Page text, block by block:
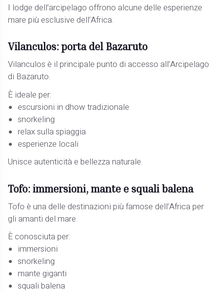
I lodge dell’arcipelago offrono alcune delle esperienze
mare più esclusive dell’Africa.
Vilanculos: porta del Bazaruto
Vilanculos è il principale punto di accesso all’Arcipelago
di Bazaruto.
È ideale per:
escursioni in dhow tradizionale
snorkeling
relax sulla spiaggia
esperienze locali
Unisce autenticità e bellezza naturale.
Tofo: immersioni, mante e squali balena
Tofo è una delle destinazioni più famose dell’Africa per
gli amanti del mare.
È conosciuta per:
immersioni
snorkeling
mante giganti
squali balena